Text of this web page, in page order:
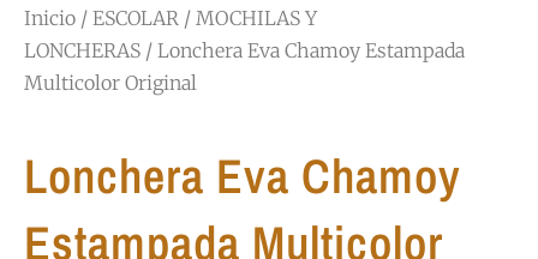
Inicio / ESCOLAR / MOCHILAS Y
LONCHERAS / Lonchera Eva Chamoy Estampada
Multicolor Original
Lonchera Eva Chamoy
Estampada Multicolor